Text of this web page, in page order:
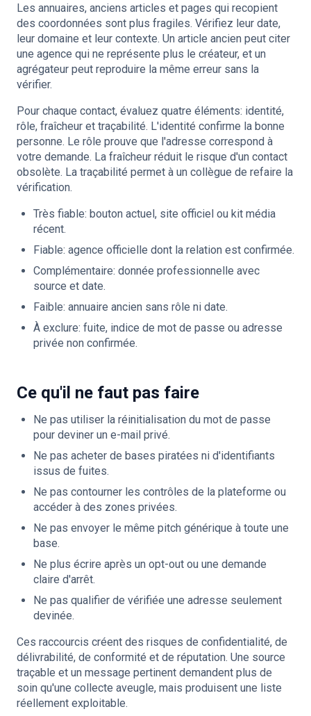
Les annuaires, anciens articles et pages qui recopient
des coordonnées sont plus fragiles. Vérifiez leur date,
leur domaine et leur contexte. Un article ancien peut citer
une agence qui ne représente plus le créateur, et un
agrégateur peut reproduire la même erreur sans la
vérifier.
Pour chaque contact, évaluez quatre éléments: identité,
rôle, fraîcheur et traçabilité. L'identité confirme la bonne
personne. Le rôle prouve que l'adresse correspond à
votre demande. La fraîcheur réduit le risque d'un contact
obsolète. La traçabilité permet à un collègue de refaire la
vérification.
Très fiable: bouton actuel, site officiel ou kit média
récent.
Fiable: agence officielle dont la relation est confirmée.
Complémentaire: donnée professionnelle avec
source et date.
Faible: annuaire ancien sans rôle ni date.
À exclure: fuite, indice de mot de passe ou adresse
privée non confirmée.
Ce qu'il ne faut pas faire
Ne pas utiliser la réinitialisation du mot de passe
pour deviner un e-mail privé.
Ne pas acheter de bases piratées ni d'identifiants
issus de fuites.
Ne pas contourner les contrôles de la plateforme ou
accéder à des zones privées.
Ne pas envoyer le même pitch générique à toute une
base.
Ne plus écrire après un opt-out ou une demande
claire d'arrêt.
Ne pas qualifier de vérifiée une adresse seulement
devinée.
Ces raccourcis créent des risques de confidentialité, de
délivrabilité, de conformité et de réputation. Une source
traçable et un message pertinent demandent plus de
soin qu'une collecte aveugle, mais produisent une liste
réellement exploitable.